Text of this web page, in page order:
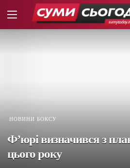
НОВИНИ БОКСУ
Ф’юрі визначився з
цього року